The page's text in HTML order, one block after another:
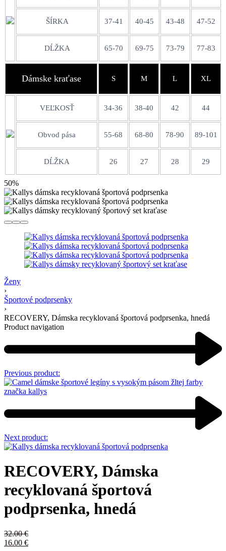
ŠÍRKA 37-41 40-45 43-48 47-52
DĹŽKA 65-70 69-75 73-79 77-83
Dámske kraťase S M L XL
VEĽKOSŤ 34-36 38-40 42 44
Obvod pása 55-68 68-80 78-90 89-101
DĹŽKA 26 27 28 29
50%
Ženy
›
Športové podprsenky
›
RECOVERY, Dámska recyklovaná športová podprsenka, hnedá
Product navigation
Previous product:
Next product:
RECOVERY, Dámska
recyklovaná športová
podprsenka, hnedá
32.00€
16.00 €